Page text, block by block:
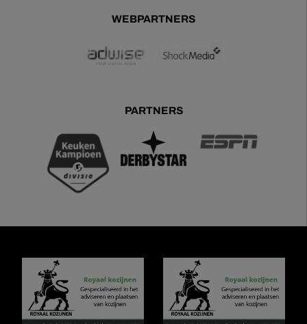
WEBPARTNERS
PARTNERS